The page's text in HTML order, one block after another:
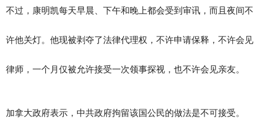
不过，康明凯每天早晨、下午和晚上都会受到审讯，而且夜间不
许他关灯。他现被剥夺了法律代理权，不许申请保释，不许会见
律师，一个月仅被允许接受一次领事探视，也不许会见亲友。
加拿大政府表示，中共政府拘留该国公民的做法是不可接受。